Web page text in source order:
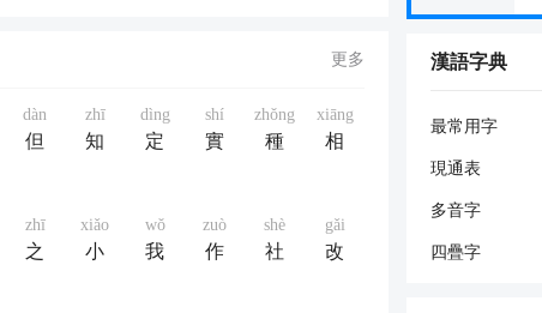
更多
dàn
但
zhī
知
dìng
定
shí
實
zhǒng
種
xiāng
相
zhī
之
xiǎo
小
wǒ
我
zuò
作
shè
社
gǎi
改
漢語字典
最常用字
現通表
多音字
四疊字